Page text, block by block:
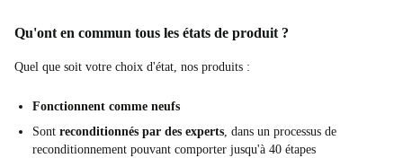
Qu'ont en commun tous les états de produit ?
Quel que soit votre choix d'état, nos produits :
Fonctionnent comme neufs
Sont reconditionnés par des experts, dans un processus de
reconditionnement pouvant comporter jusqu'à 40 étapes